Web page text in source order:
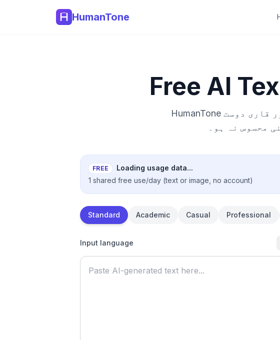
HumanTone
Free AI
HumanTone اے آئی سے بنے اردو متن کو زیادہ قدرتی، رواں اور قاری دوست
محسوس نہ ہو۔
FREE
Loading usage data...
1 shared free use/day (text or image, no account)
Standard Academic Casual Professional
Input language